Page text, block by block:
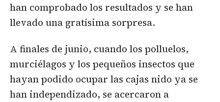
han comprobado los resultados y se han
llevado una gratísima sorpresa.
A finales de junio, cuando los polluelos,
murciélagos y los pequeños insectos que
hayan podido ocupar las cajas nido ya se
han independizado, se acercaron a